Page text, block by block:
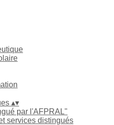
▴▾
par l'AFPRAL"
services distingués